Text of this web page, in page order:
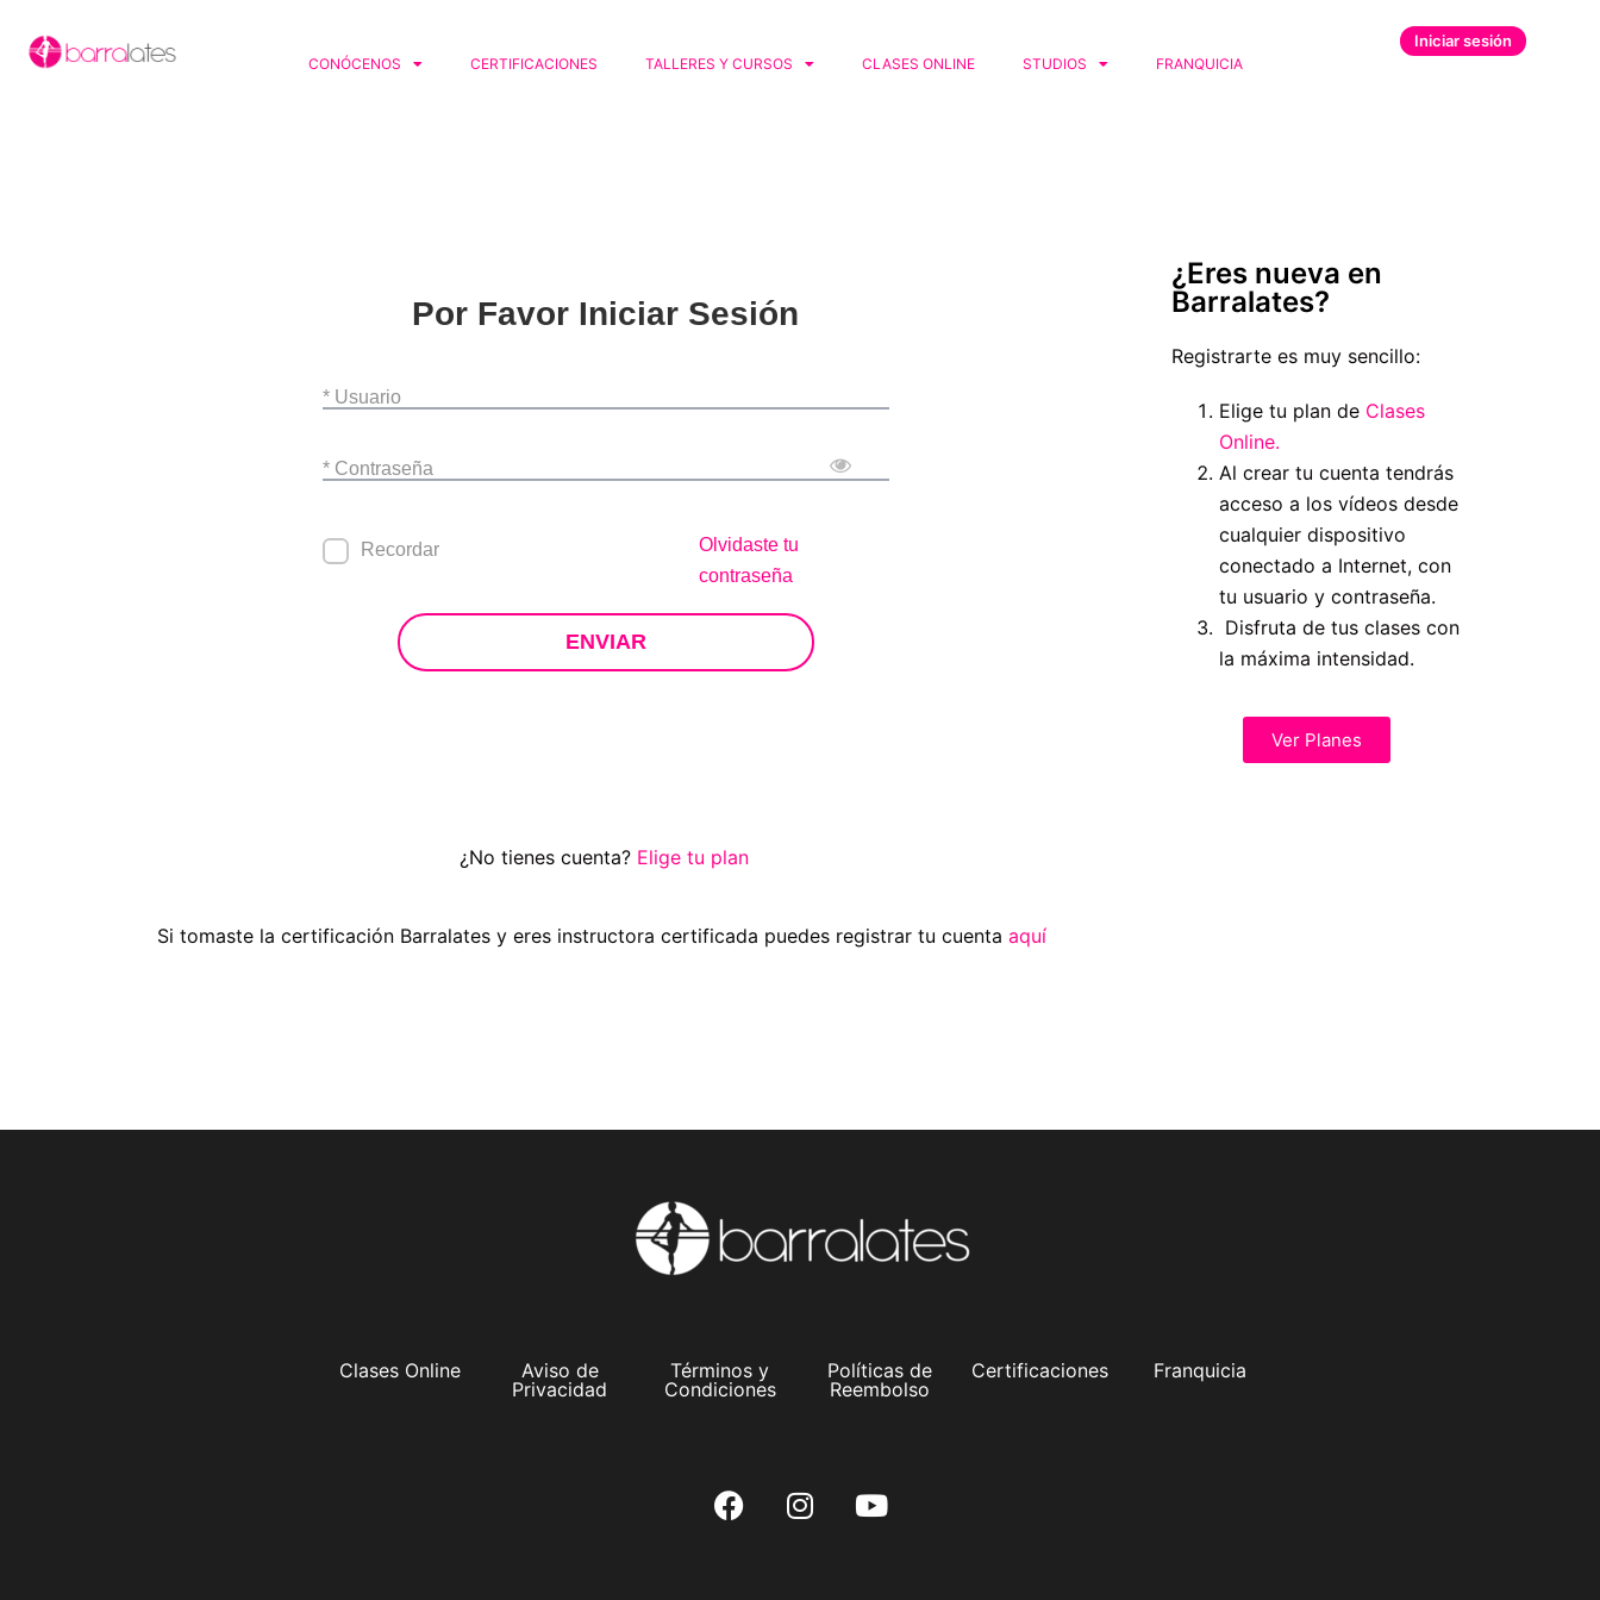
CONÓCENOS CERTIFICACIONES TALLERES Y CURSOS CLASES ONLINE STUDIOS FRANQUICIA
Iniciar sesión
Por Favor Iniciar Sesión
* Usuario
* Contraseña
Recordar
ENVIAR
Olvidaste tu
contraseña
¿Eres nueva en
Barralates?
Registrarte es muy sencillo:
Elige tu plan de Clases
Online.
Al crear tu cuenta tendrás
acceso a los vídeos desde
cualquier dispositivo
conectado a Internet, con
tu usuario y contraseña.
Disfruta de tus clases con
la máxima intensidad.
Ver Planes
¿No tienes cuenta? Elige tu plan
Si tomaste la certificación Barralates y eres instructora certificada puedes registrar tu cuenta aquí
Clases Online
Aviso de
Privacidad
Términos y
Condiciones
Políticas de
Reembolso
Certificaciones Franquicia